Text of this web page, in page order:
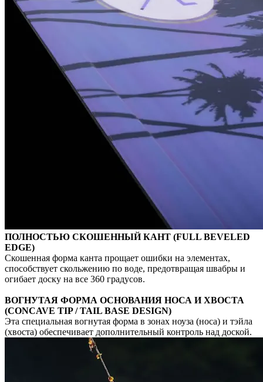
ПОЛНОСТЬЮ СКОШЕННЫЙ КАНТ (FULL BEVELED
EDGE)
Скошенная форма канта прощает ошибки на элементах,
способствует скольжению по воде, предотвращая швабры и
огибает доску на все 360 градусов.
ВОГНУТАЯ ФОРМА ОСНОВАНИЯ НОСА И ХВОСТА
(CONCAVE TIP / TAIL BASE DESIGN)
Эта специальная вогнутая форма в зонах ноуза (носа) и тэйла
(хвоста) обеспечивает дополнительный контроль над доской.